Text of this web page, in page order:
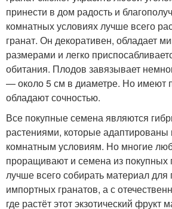
принести в дом радость и
комнатных условиях лучше всего
гранат. Он декоративен, обладает
размерами и легко
обитания. Плодов завязывает
— около 5 см в диаметре. Но имеют
обладают сочностью.
Все покупные семена являются
растениями, которые адаптированы
комнатным условиям. Но многие
проращивают и семена из покупных
лучше всего собирать материал для
импортных гранатов, а с
где растёт этот экзотический